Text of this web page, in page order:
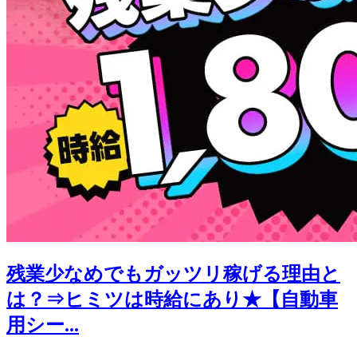
残業少なめでもガッツリ稼げる理由と
は？⇒ヒミツは時給にあり★【自動車
用シー...